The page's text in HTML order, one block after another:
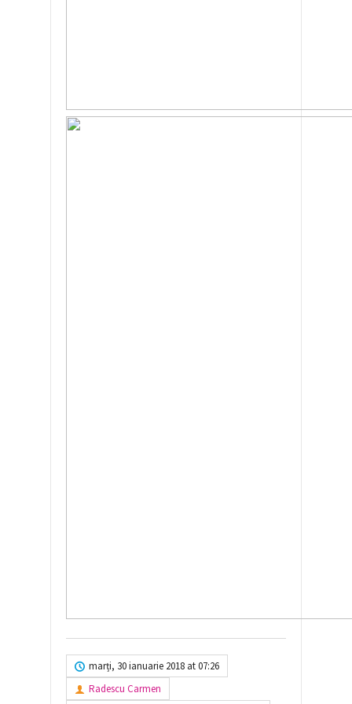
marți, 30 ianuarie 2018 at 07:26
Radescu Carmen